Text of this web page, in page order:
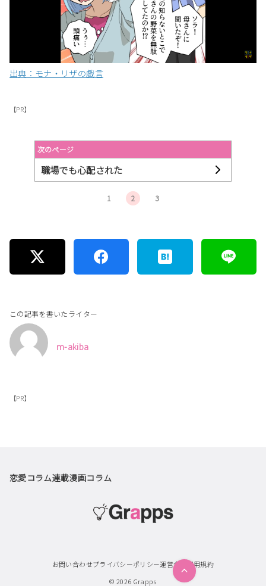
出典：モナ・リザの戯言
【PR】
次のページ
職場でも心配された
1 2 3
この記事を書いたライター
m-akiba
【PR】
恋愛コラム連載漫画コラム
お問い合わせプライバシーポリシー運営会社
利用規約
© 2026 Grapps